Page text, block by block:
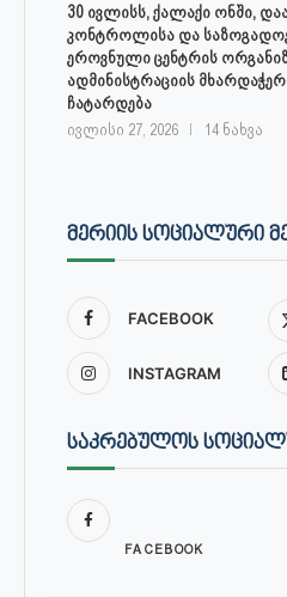
30 ივლისს, ქალაქი ონში,
კონტროლისა და
ეროვნული ცენტრის
ადმინისტრაციის
ჩატარდება
ივლისი 27, 2026 14 ნახვა
ᲛᲔᲠᲘᲘᲡ ᲡᲝᲪᲘᲐᲚᲣᲠᲘ
FACEBOOK
INSTAGRAM
ᲡᲐᲙᲠᲔᲑᲣᲚᲝᲡ
FACEBOOK